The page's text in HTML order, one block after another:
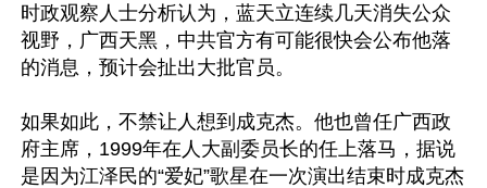
时政观察人士分析认为，蓝天立连续几天消失公众
视野，广西天黑，中共官方有可能很快会公布他落
的消息，预计会扯出大批官员。
如果如此，不禁让人想到成克杰。他也曾任广西政
府主席，1999年在人大副委员长的任上落马，据说
是因为江泽民的“爱妃”歌星在一次演出结束时成克杰